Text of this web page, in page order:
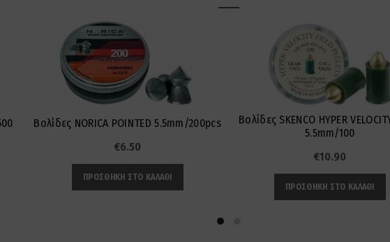
Βολίδες NORICA POINTED 5.5mm/200pcs
€6.50
ΠΡΟΣΘΉΚΗ ΣΤΟ ΚΑΛΆΘΙ
Βολίδες SKENCO HYPER
5.5mm/100
€10.90
ΠΡΟΣΘΉΚΗ ΣΤΟ ΚΑΛΆΘΙ